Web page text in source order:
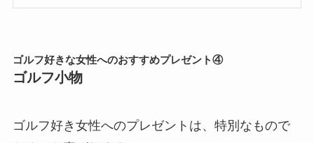
ゴルフ好きな女性へのおすすめプレゼント④
ゴルフ小物
ゴルフ好き女性へのプレゼントは、特別なもので